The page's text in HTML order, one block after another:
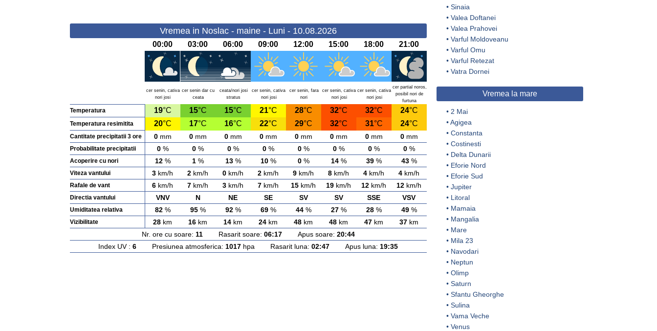
Vremea in Noslac - maine - Luni - 10.08.2026
00:00 03:00 06:00 09:00 12:00 15:00 18:00 21:00
cer senin, cativa
nori josi
cer senin dar cu
ceata
ceata/nori josi
stratus
cer senin, cativa
nori josi
cer senin, fara
nori
cer senin, cativa
nori josi
cer senin, cativa
nori josi
cer partial noros,
posibil nori de
furtuna
Temperatura 19°C 15°C 15°C 21°C 28°C 32°C 32°C 24°C
Temperatura resimitita 20°C 17°C 16°C 22°C 29°C 32°C 31°C 24°C
Cantitate precipitatii 3 ore 0mm 0mm 0mm 0mm 0mm 0mm 0mm 0mm
Probabilitate precipitatii 0% 0% 0% 0% 0% 0% 0% 0%
Acoperire cu nori 12% 1% 13% 10% 0% 14% 39% 43%
Viteza vantului 3 km/h 2 km/h 0 km/h 2 km/h 9 km/h 8 km/h 4 km/h 4 km/h
Rafale de vant 6 km/h 7 km/h 3 km/h 7 km/h 15 km/h 19 km/h 12 km/h 12 km/h
Directia vantului VNV N NE SE SV SV SSE VSV
Umiditatea relativa 82% 95% 92% 69% 44% 27% 28% 49%
Vizibilitate 28 km 16 km 14 km 24 km 48 km 48 km 47 km 37 km
Nr. ore cu soare: 11Rasarit soare: 06:17Apus soare: 20:44
Index UV : 6 Presiunea atmosferica: 1017 hpa Rasarit luna: 02:47 Apus luna: 19:35
• Sinaia
• Valea Doftanei
• Valea Prahovei
• Varful Moldoveanu
• Varful Omu
• Varful Retezat
• Vatra Dornei
Vremea la mare
• 2 Mai
•Agigea
• Constanta
• Costinesti
• Delta Dunarii
• Eforie Nord
• Eforie Sud
• Jupiter
• Litoral
• Mamaia
• Mangalia
• Mare
• Mila 23
• Navodari
• Neptun
• Olimp
• Saturn
• Sfantu Gheorghe
• Sulina
• Vama Veche
• Venus